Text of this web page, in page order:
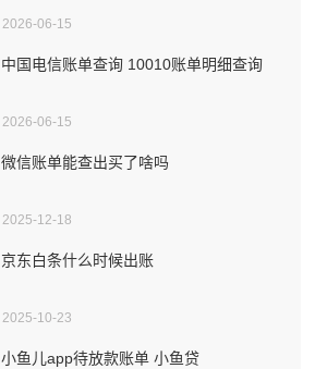
2026-06-15
中国电信账单查询 10010账单明细查询
2026-06-15
微信账单能查出买了啥吗
2025-12-18
京东白条什么时候出账
2025-10-23
小鱼儿app待放款账单 小鱼贷